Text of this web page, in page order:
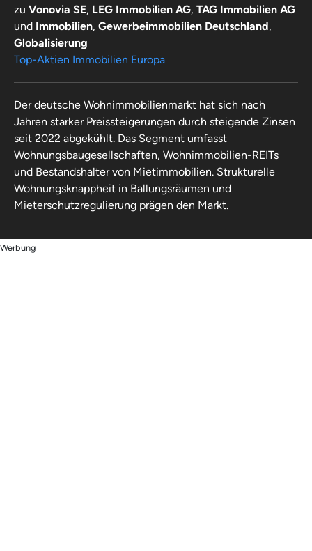
zu Vonovia SE, LEG Immobilien AG, TAG Immobilien AG
und Immobilien, Gewerbeimmobilien Deutschland,
Globalisierung
Top-Aktien Immobilien Europa
Der deutsche Wohnimmobilienmarkt hat sich nach
Jahren starker Preissteigerungen durch steigende Zinsen
seit 2022 abgekühlt. Das Segment umfasst
Wohnungsbaugesellschaften, Wohnimmobilien-REITs
und Bestandshalter von Mietimmobilien. Strukturelle
Wohnungsknappheit in Ballungsräumen und
Mieterschutzregulierung prägen den Markt.
Werbung